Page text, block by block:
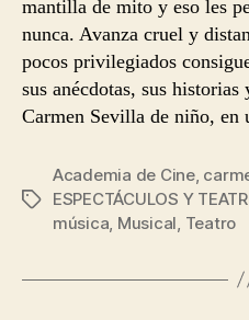
mantilla de mito y eso les
nunca. Avanza cruel y
pocos privilegiados
sus anécdotas, sus
Carmen Sevilla de niño,
Etiquetas
Academia de Cine,
ESPECTÁCULOS Y
música Musical Teatro